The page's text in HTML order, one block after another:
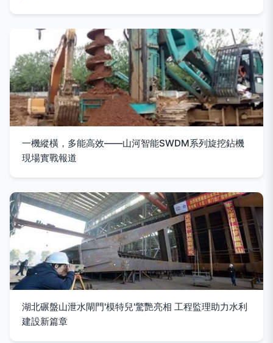
一機縱橫，多能高效——山河智能SWDM系列旋挖鉆機
現場實戰報道
湖北碾盤山泄水閘門'模特兒'驚艷亮相 工程監理助力水利
建設新篇章